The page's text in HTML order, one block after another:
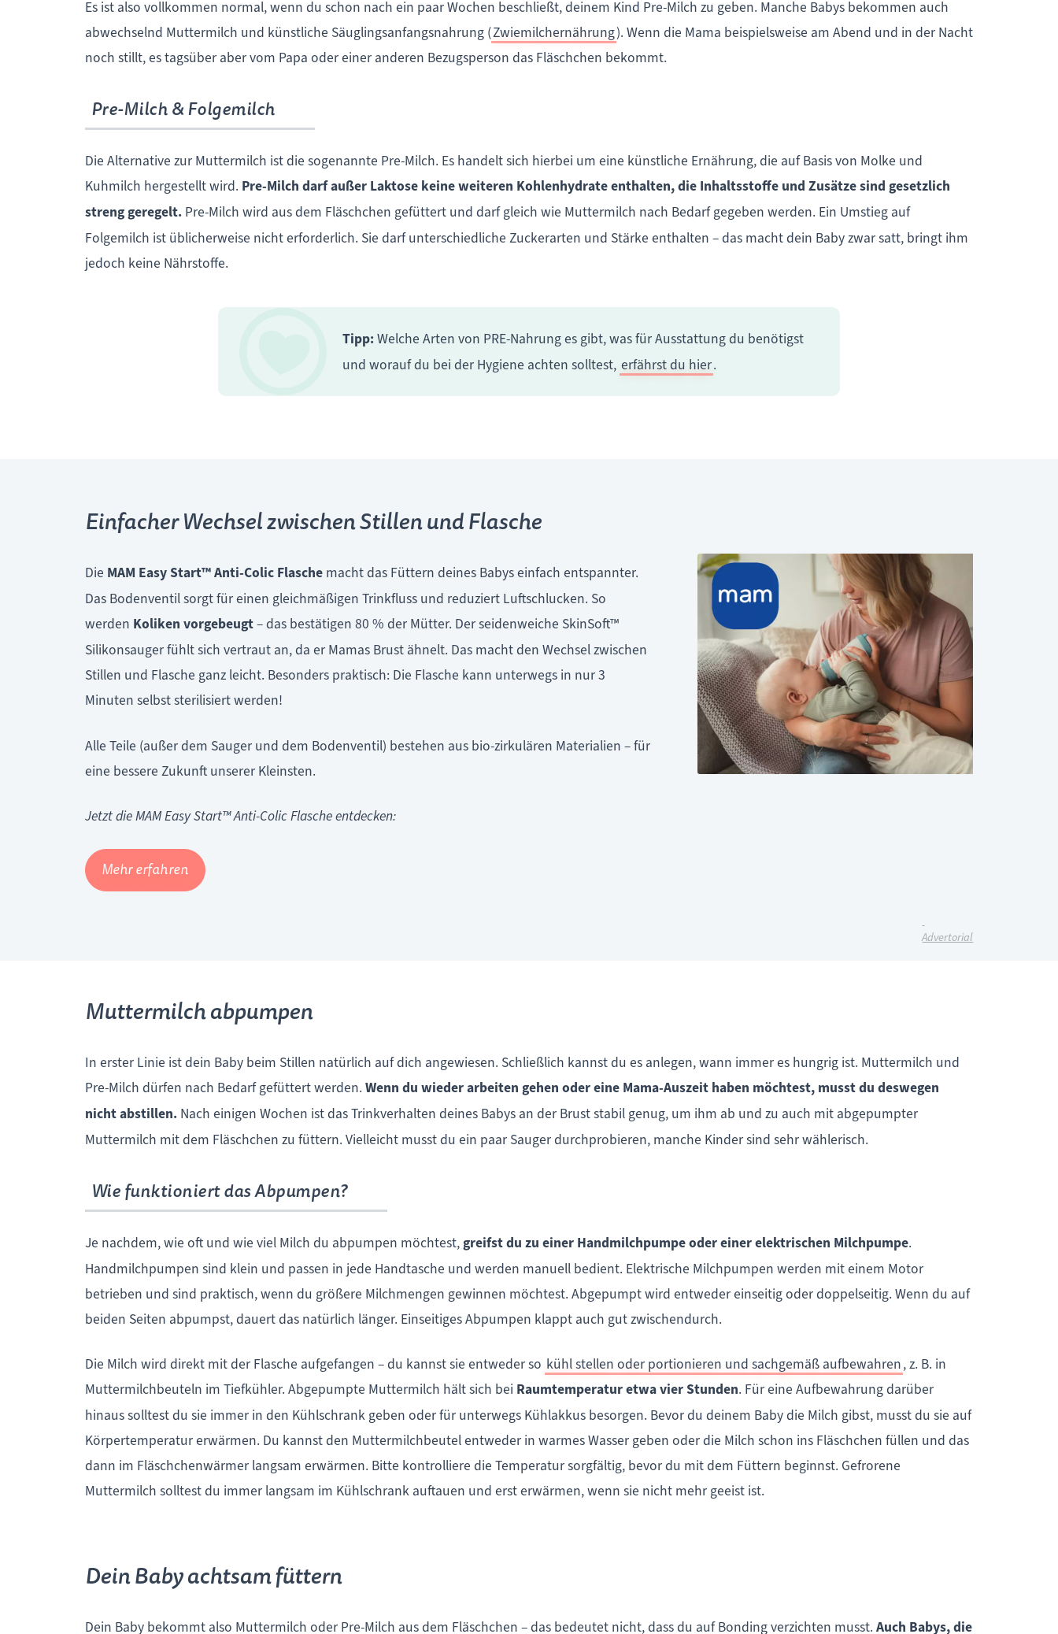
Es ist also vollkommen normal, wenn du schon nach ein paar Wochen beschließt, deinem Kind Pre-Milch zu geben. Manche Babys bekommen auch
abwechselnd Muttermilch und künstliche Säuglingsanfangsnahrung (Zwiemilchernährung). Wenn die Mama beispielsweise am Abend und in der Nacht
noch stillt, es tagsüber aber vom Papa oder einer anderen Bezugsperson das Fläschchen bekommt.
Pre-Milch & Folgemilch
Die Alternative zur Muttermilch ist die sogenannte Pre-Milch. Es handelt sich hierbei um eine künstliche Ernährung, die auf Basis von Molke und
Kuhmilch hergestellt wird. Pre-Milch darf außer Laktose keine weiteren Kohlenhydrate enthalten, die Inhaltsstoffe und Zusätze sind gesetzlich
streng geregelt. Pre-Milch wird aus dem Fläschchen gefüttert und darf gleich wie Muttermilch nach Bedarf gegeben werden. Ein Umstieg auf
Folgemilch ist üblicherweise nicht erforderlich. Sie darf unterschiedliche Zuckerarten und Stärke enthalten – das macht dein Baby zwar satt, bringt ihm
jedoch keine Nährstoffe.
Tipp: Welche Arten von PRE-Nahrung es gibt, was für Ausstattung du benötigst
und worauf du bei der Hygiene achten solltest, erfährst du hier.
Einfacher Wechsel zwischen Stillen und Flasche
Die MAM Easy Start™ Anti-Colic Flaschemacht das Füttern deines Babys einfach entspannter.
Das Bodenventil sorgt für einen gleichmäßigen Trinkfluss und reduziert Luftschlucken. So
werden Koliken vorgebeugt– das bestätigen 80 % der Mütter. Der seidenweiche SkinSoft™
Silikonsauger fühlt sich vertraut an, da er Mamas Brust ähnelt. Das macht den Wechsel zwischen
Stillen und Flasche ganz leicht. Besonders praktisch: Die Flasche kann unterwegs in nur 3
Minuten selbst sterilisiert werden!
Alle Teile (außer dem Sauger und dem Bodenventil) bestehen aus bio-zirkulären Materialien – für
eine bessere Zukunft unserer Kleinsten.
Jetzt die MAM Easy Start™ Anti-Colic Flasche entdecken:
Mehr erfahren
Advertorial
Muttermilch abpumpen
In erster Linie ist dein Baby beim Stillen natürlich auf dich angewiesen. Schließlich kannst du es anlegen, wann immer es hungrig ist. Muttermilch und
Pre-Milch dürfen nach Bedarf gefüttert werden. Wenn du wieder arbeiten gehen oder eine Mama-Auszeit haben möchtest, musst du deswegen
nicht abstillen. Nach einigen Wochen ist das Trinkverhalten deines Babys an der Brust stabil genug, um ihm ab und zu auch mit abgepumpter
Muttermilch mit dem Fläschchen zu füttern. Vielleicht musst du ein paar Sauger durchprobieren, manche Kinder sind sehr wählerisch.
Wie funktioniert das Abpumpen?
Je nachdem, wie oft und wie viel Milch du abpumpen möchtest, greifst du zu einer Handmilchpumpe oder einer elektrischen Milchpumpe.
Handmilchpumpen sind klein und passen in jede Handtasche und werden manuell bedient. Elektrische Milchpumpen werden mit einem Motor
betrieben und sind praktisch, wenn du größere Milchmengen gewinnen möchtest. Abgepumpt wird entweder einseitig oder doppelseitig. Wenn du auf
beiden Seiten abpumpst, dauert das natürlich länger. Einseitiges Abpumpen klappt auch gut zwischendurch.
Die Milch wird direkt mit der Flasche aufgefangen – du kannst sie entweder so kühl stellen oder portionieren und sachgemäß aufbewahren, z. B. in
Muttermilchbeuteln im Tiefkühler. Abgepumpte Muttermilch hält sich bei Raumtemperatur etwa vier Stunden. Für eine Aufbewahrung darüber
hinaus solltest du sie immer in den Kühlschrank geben oder für unterwegs Kühlakkus besorgen. Bevor du deinem Baby die Milch gibst, musst du sie auf
Körpertemperatur erwärmen. Du kannst den Muttermilchbeutel entweder in warmes Wasser geben oder die Milch schon ins Fläschchen füllen und das
dann im Fläschchenwärmer langsam erwärmen. Bitte kontrolliere die Temperatur sorgfältig, bevor du mit dem Füttern beginnst. Gefrorene
Muttermilch solltest du immer langsam im Kühlschrank auftauen und erst erwärmen, wenn sie nicht mehr geeist ist.
Dein Baby achtsam füttern
Dein Baby bekommt also Muttermilch oder Pre-Milch aus dem Fläschchen – das bedeutet nicht, dass du auf Bonding verzichten musst. Auch Babys, die